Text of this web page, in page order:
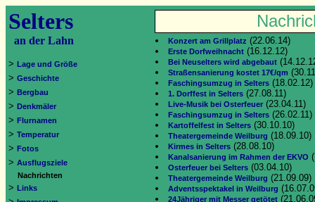
Selters
an der Lahn
> Lage und Größe
> Geschichte
> Bergbau
> Denkmäler
> Flurnamen
> Temperatur
> Fotos
> Ausflugsziele
Nachrichten
> Links
Konzert am Grillplatz (22.06.14)
Erste Dorfweihnacht (16.12.12)
Bei Neuselters wird abgebaut
Straßensanierung kostet 17€/qm
Faschingsumzug in Selters (18.02.12)
1. Dorffest in Selters (27.08.11)
Live-Musik bei Osterfeuer (23.04.11)
Faschingsumzug in Selters (26.02.11)
Kartoffelfest in Selters (30.10.10)
Theatergemeinde Weilburg (18.09.10)
Kirmes in Selters (28.08.10)
Kanalsanierung im Rahmen der EKVO
Osterfeuer bei Selters (03.04.10)
Theatergemeinde Weilburg (21.09.09)
Adventsspektakel in Weilburg
24Jähriger mit Messer getötet